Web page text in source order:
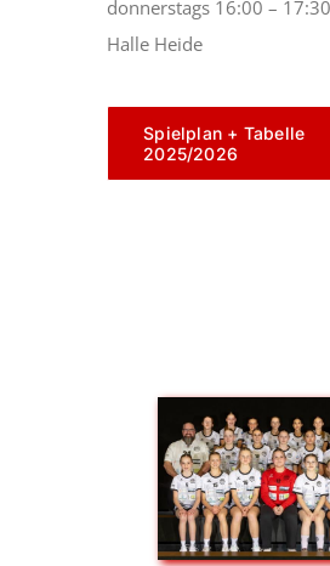
donnerstags 16:00 –
Halle Heide
Spielplan + Tabelle
2025/2026